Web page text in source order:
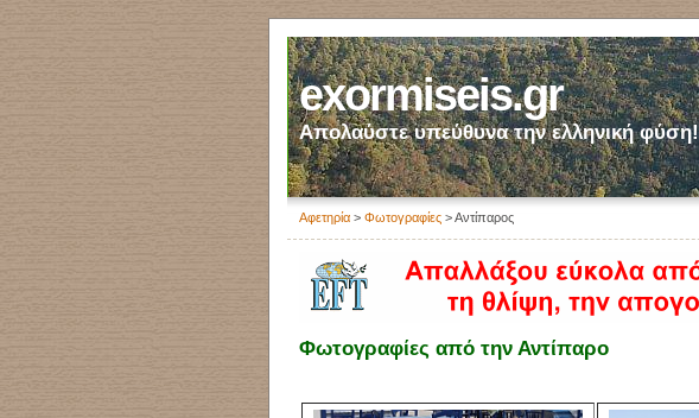
exormiseis.gr
Απολαύστε υπεύθυνα την ελληνική φύση!
Αφετηρία > Φωτογραφίες > Αντίπαρος
Φωτογραφίες από την Αντίπαρο